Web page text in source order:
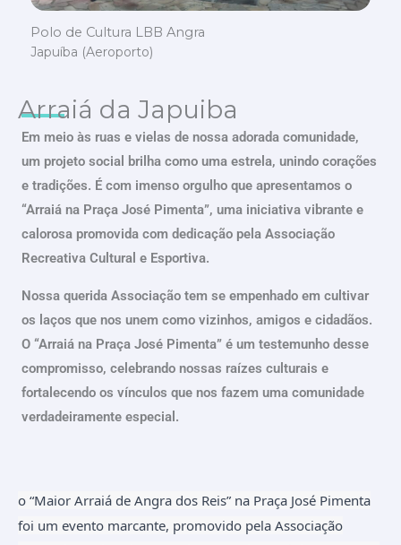
Polo de Cultura LBB Angra
Japuíba (Aeroporto)
Arraiá da Japuiba
Em meio às ruas e vielas de nossa adorada comunidade,
um projeto social brilha como uma estrela, unindo corações
e tradições. É com imenso orgulho que apresentamos o
“Arraiá na Praça José Pimenta”, uma iniciativa vibrante e
calorosa promovida com dedicação pela Associação
Recreativa Cultural e Esportiva.
Nossa querida Associação tem se empenhado em cultivar
os laços que nos unem como vizinhos, amigos e cidadãos.
O “Arraiá na Praça José Pimenta” é um testemunho desse
compromisso, celebrando nossas raízes culturais e
fortalecendo os vínculos que nos fazem uma comunidade
verdadeiramente especial.
o “Maior Arraiá de Angra dos Reis” na Praça José Pimenta
foi um evento marcante, promovido pela Associação